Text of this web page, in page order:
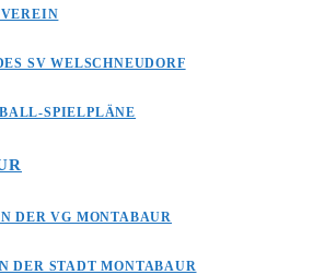
SV WELSCHNEUDORF
SPIELPLÄNE
DER VG MONTABAUR
DER STADT MONTABAUR